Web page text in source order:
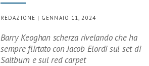
REDAZIONE | GENNAIO 11, 2024
Barry Keoghan scherza rivelando che ha
sempre flirtato con Jacob Elordi sul set di
Saltburn e sul red carpet